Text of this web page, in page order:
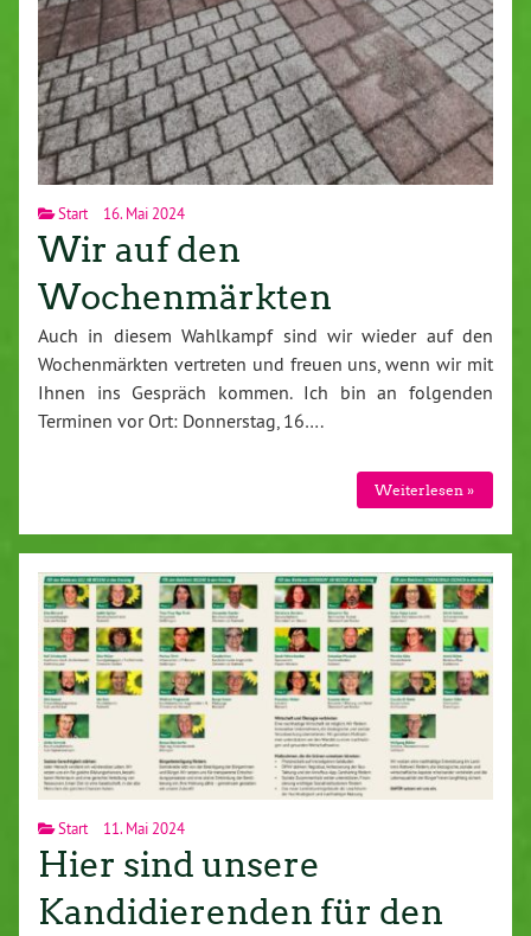
Start 16. Mai 2024
Wir auf den
Wochenmärkten
Auch in diesem Wahlkampf sind wir wieder auf den
Wochenmärkten vertreten und freuen uns, wenn wir mit
Ihnen ins Gespräch kommen. Ich bin an folgenden
Terminen vor Ort: Donnerstag, 16….
Weiterlesen »
Start 11. Mai 2024
Hier sind unsere
Kandidierenden für den